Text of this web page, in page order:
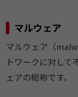
マルウェア
マルウェア（
トワークに対して
ェアの総称です。